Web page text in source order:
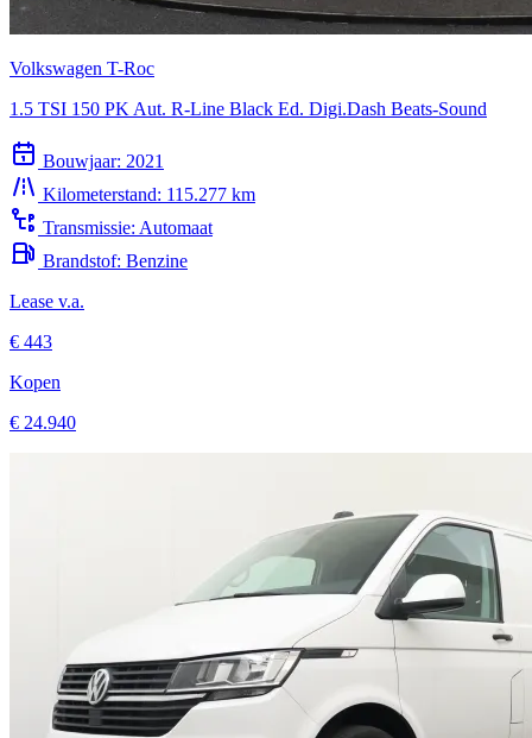
Volkswagen T-Roc
1.5 TSI 150 PK Aut. R-Line Black Ed. Digi.Dash Beats-Sound
Bouwjaar: 2021
Kilometerstand: 115.277 km
Transmissie: Automaat
Brandstof: Benzine
Lease v.a.
€ 443
Kopen
€ 24.940